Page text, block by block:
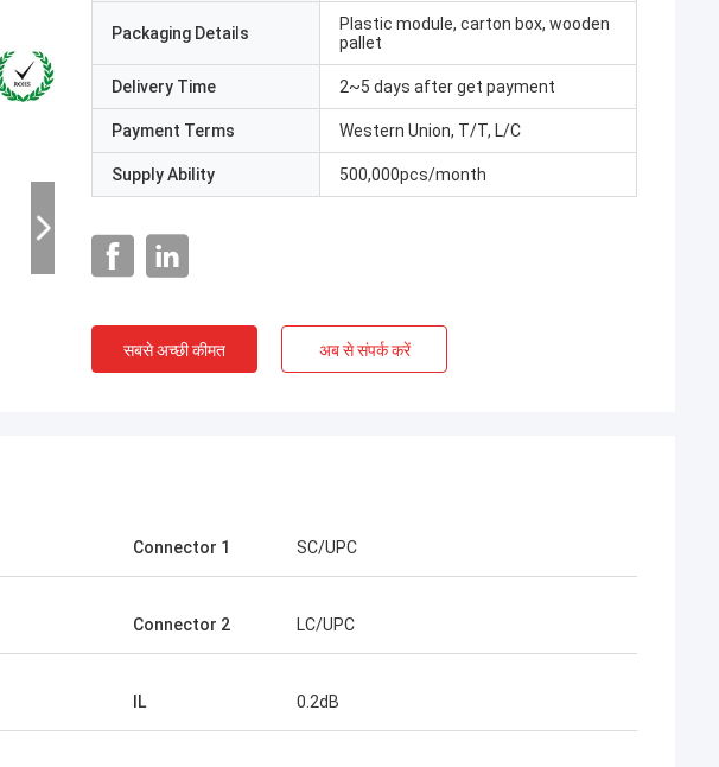
भागीदारों में से एक है। हम उनसे हर महीने 2 से 3 कंटेनर
40' का ऑर्डर करते हैं। मैं उनके बाहरी केबल, वितरण
परियोजनाओं को जीतते हैं। उनके तेज कनेक्टर और
Packaging Details
Plastic module, carton box, wooden
pallet
Delivery Time 2~5 days after get payment
Payment Terms Western Union, T/T, L/C
Supply Ability 500,000pcs/month
सबसे अच्छी कीमत अब से संपर्क करें
Connector 1 SC/UPC
Connector 2 LC/UPC
IL 0.2dB